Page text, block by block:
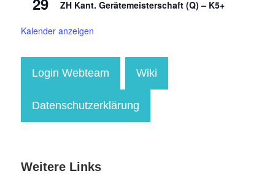
ZH Kant. Gerätemeisterschaft (Q) – K5+
Kalender anzeigen
Login Webteam Wiki
Datenschutzerklärung
Weitere Links